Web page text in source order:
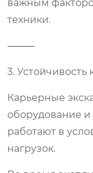
важным
техники.
⸻
3.
Карьерные
оборудование
работают в
нагрузок.